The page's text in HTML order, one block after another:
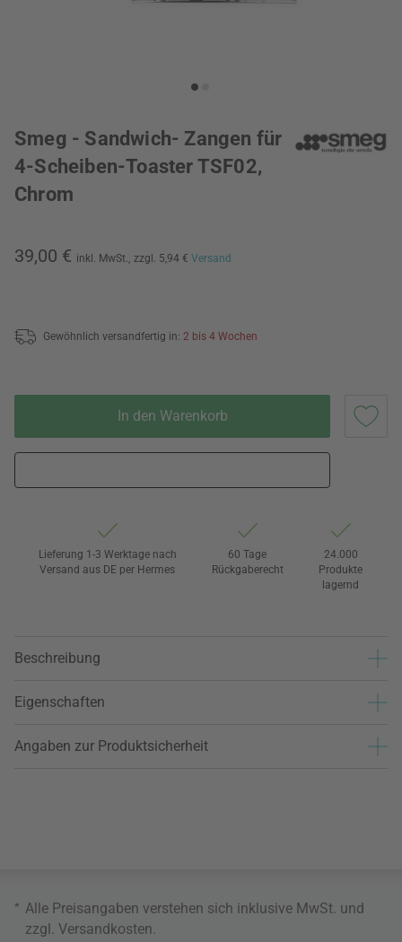
Smeg - Sandwich- Zangen für
4-Scheiben-Toaster TSF02,
Chrom
39,00 € inkl. MwSt., zzgl. 5,94 € Versand
Gewöhnlich versandfertig in: 2 bis 4 Wochen
In den Warenkorb
Lieferung 1-3 Werktage nach
Versand aus DE per Hermes
60 Tage
Rückgaberecht
24.000
Produkte
lagernd
Beschreibung
Eigenschaften
Angaben zur Produktsicherheit
* Alle Preisangaben verstehen sich inklusive MwSt. und
zzgl. Versandkosten